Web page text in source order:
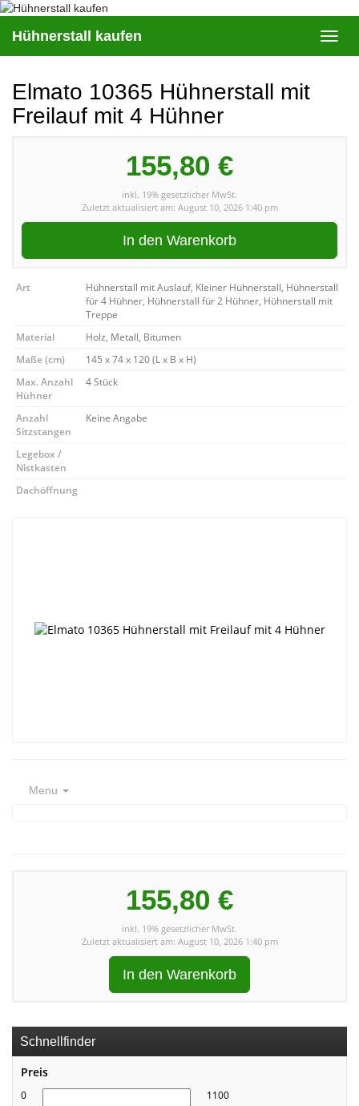
Skip
main
content
Hühnerstall kaufen
Elmato 10365 Hühnerstall mit
Freilauf mit 4 Hühner
155,80 €
inkl. 19% gesetzlicher MwSt.
Zuletzt aktualisiert am: August 10, 2026 1:40 pm
In den Warenkorb
Art
Hühnerstall mit Auslauf, Kleiner Hühnerstall, Hühnerstall
für 4 Hühner, Hühnerstall für 2 Hühner, Hühnerstall mit
Treppe
Material
Holz, Metall, Bitumen
Maße (cm)
145 x 74 x 120 (L x B x H)
Max. Anzahl
Hühner
4 Stück
Anzahl
Sitzstangen
Keine Angabe
Legebox /
Nistkasten
Dachöffnung
Menu
155,80 €
inkl. 19% gesetzlicher MwSt.
Zuletzt aktualisiert am: August 10, 2026 1:40 pm
In den Warenkorb
Schnellfinder
Preis
0 1100